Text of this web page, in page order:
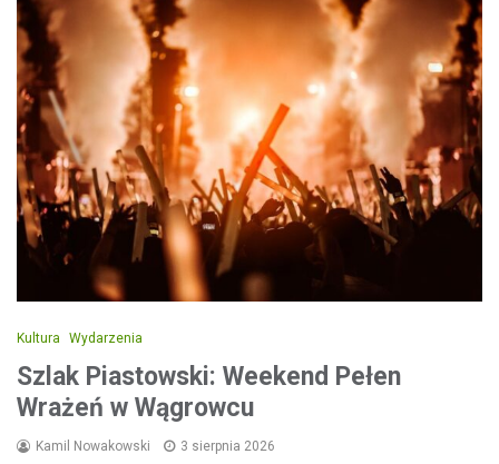
Kultura Wydarzenia
Szlak Piastowski: Weekend Pełen
Wrażeń w Wągrowcu
Kamil Nowakowski 3 sierpnia 2026